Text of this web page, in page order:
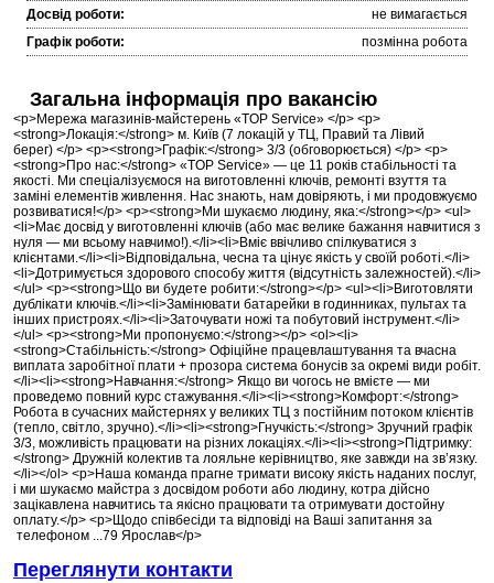
Досвід роботи:
не вимагається
Графік роботи:
позмінна робота
Загальна інформація про вакансію
<p>Мережа магазинів-майстерень «TOP Service» </p> <p>
<strong>Локація:</strong> м. Київ (7 локацій у ТЦ, Правий та Лівий
берег) </p> <p><strong>Графік:</strong> 3/3 (обговорюється) </p> <p>
<strong>Про нас:</strong> «TOP Service» — це 11 років стабільності та
якості. Ми спеціалізуємося на виготовленні ключів, ремонті взуття та
заміні елементів живлення. Нас знають, нам довіряють, і ми продовжуємо
розвиватися!</p> <p><strong>Ми шукаємо людину, яка:</strong></p> <ul>
<li>Має досвід у виготовленні ключів (або має велике бажання навчитися з
нуля — ми всьому навчимо!).</li><li>Вміє ввічливо спілкуватися з
клієнтами.</li><li>Відповідальна, чесна та цінує якість у своїй роботі.</li>
<li>Дотримується здорового способу життя (відсутність залежностей).</li>
</ul> <p><strong>Що ви будете робити:</strong></p> <ul><li>Виготовляти
дублікати ключів.</li><li>Замінювати батарейки в годинниках, пультах та
інших пристроях.</li><li>Заточувати ножі та побутовий інструмент.</li>
</ul> <p><strong>Ми пропонуємо:</strong></p> <ol><li>
<strong>Стабільність:</strong> Офіційне працевлаштування та вчасна
виплата заробітної плати + прозора система бонусів за окремі види робіт.
</li><li><strong>Навчання:</strong> Якщо ви чогось не вмієте — ми
проведемо повний курс стажування.</li><li><strong>Комфорт:</strong>
Робота в сучасних майстернях у великих ТЦ з постійним потоком клієнтів
(тепло, світло, зручно).</li><li><strong>Гнучкість:</strong> Зручний графік
3/3, можливість працювати на різних локаціях.</li><li><strong>Підтримку:
</strong> Дружній колектив та лояльне керівництво, яке завжди на зв’язку.
</li></ol> <p>Наша команда прагне тримати високу якість наданих послуг,
і ми шукаємо майстра з досвідом роботи або людину, котра дійсно
зацікавлена навчитись та якісно працювати та отримувати достойну
оплату.</p> <p>Щодо співбесіди та відповіді на Ваші запитання за
телефоном ...79 Ярослав</p>
Переглянути контакти